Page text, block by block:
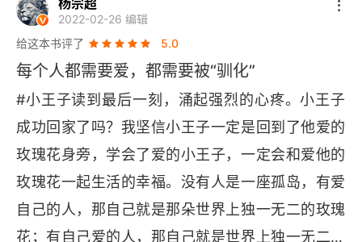
地上，离我稍远的地方。我用眼角瞅着你，你什么
话也别说。语言是误会的根源。但是，每天，你可
以坐得离我近一些……10、我总以为自己很富有，
拥有一朵世上独一无二的花；实际上，我所拥有的
不过是一朵普通的玫瑰而已。一朵普通的玫瑰
花……11、如果你说你在下午四点来，从三点钟开
始，我就开始感觉很快乐，时间越临近，我就越来
越感到快乐。到了四点钟的时候，我就会坐立不
安，我发现了幸福的价值，但是如果你随便什么时
杨宗超
2022-02-26 编辑
给这本书评了
5.0
每个人都需要爱，都需要被“驯化”
#小王子读到最后一刻，涌起强烈的心疼。小王子
成功回家了吗？我坚信小王子一定是回到了他爱的
玫瑰花身旁，学会了爱的小王子，一定会和爱他的
玫瑰花一起生活的幸福。没有人是一座孤岛，有爱
自己的人，那自己就是那朵世界上独一无二的玫瑰
花；有自己爱的人，那自己就是世界上独一无二的